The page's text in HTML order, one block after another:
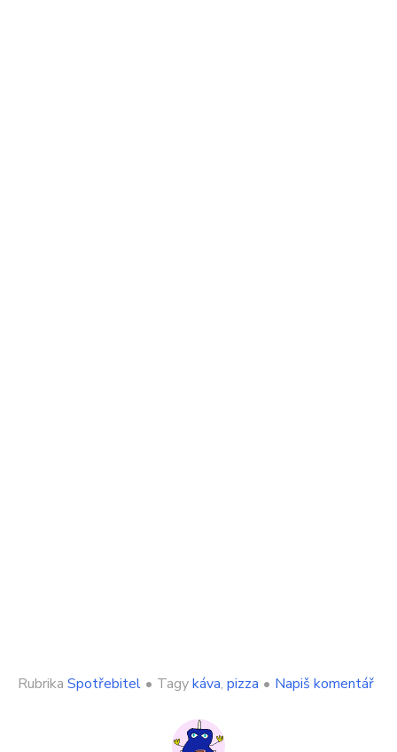
Rubrika Spotřebitel • Tagykáva, pizza • Napiš komentářon